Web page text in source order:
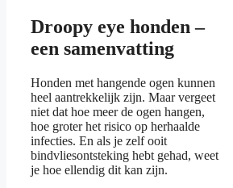
Droopy eye honden –
een samenvatting
Honden met hangende ogen kunnen
heel aantrekkelijk zijn. Maar vergeet
niet dat hoe meer de ogen hangen,
hoe groter het risico op herhaalde
infecties. En als je zelf ooit
bindvliesontsteking hebt gehad, weet
je hoe ellendig dit kan zijn.